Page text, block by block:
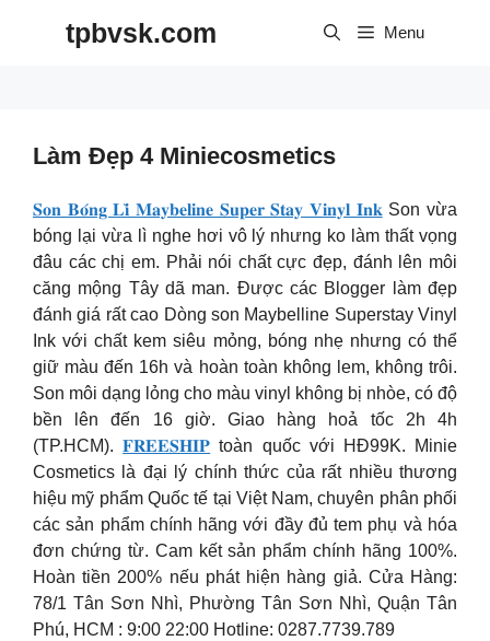
tpbvsk.com Menu
Làm Đẹp 4 Miniecosmetics
𝐒𝐨𝐧 𝐁𝐨́𝐧𝐠 𝐋𝐢̀ 𝐌𝐚𝐲𝐛𝐞𝐥𝐢𝐧𝐞 𝐒𝐮𝐩𝐞𝐫 𝐒𝐭𝐚𝐲 𝐕𝐢𝐧𝐲𝐥 𝐈𝐧𝐤 Son vừa
bóng lại vừa lì nghe hơi vô lý nhưng ko làm thất vọng
đâu các chị em. Phải nói chất cực đẹp, đánh lên môi
căng mộng Tây dã man. Được các Blogger làm đẹp
đánh giá rất cao Dòng son Maybelline Superstay Vinyl
Ink với chất kem siêu mỏng, bóng nhẹ nhưng có thể
giữ màu đến 16h và hoàn toàn không lem, không trôi.
Son môi dạng lỏng cho màu vinyl không bị nhòe, có độ
bền lên đến 16 giờ. Giao hàng hoả tốc 2h 4h
(TP.HCM).𝐅𝐑𝐄𝐄𝐒𝐇𝐈𝐏 toàn quốc với HĐ99K. Minie
Cosmetics là đại lý chính thức của rất nhiều thương
hiệu mỹ phẩm Quốc tế tại Việt Nam, chuyên phân phối
các sản phẩm chính hãng với đầy đủ tem phụ và hóa
đơn chứng từ. Cam kết sản phẩm chính hãng 100%.
Hoàn tiền 200% nếu phát hiện hàng giả. Cửa Hàng:
78/1 Tân Sơn Nhì, Phường Tân Sơn Nhì, Quận Tân
Phú, HCM : 9:00 22:00 Hotline: 0287.7739.789